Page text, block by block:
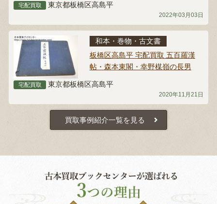
宅配買取 東京都板橋区高島平
2022年03月03日
和本・巻物・古文書
板橋区高島平 宅配買取 五百羅漢
帖・森本東閣・幸野楳嶺の長男
宅配買取 東京都板橋区高島平
2020年11月21日
買取事例紹介一覧を見る